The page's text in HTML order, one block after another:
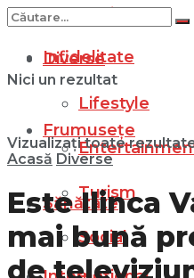
Internațional
Diverse
Lifestyle
Turism
Social
Infidelitate
Frumusețe
Sănătate
Nici un rezultat
Vizualizați toate
Acasă Diverse
Este Ilinca
mai bună
de